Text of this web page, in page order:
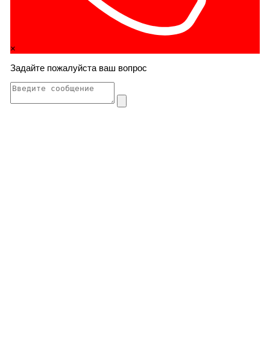
×
Задайте пожалуйста ваш вопрос